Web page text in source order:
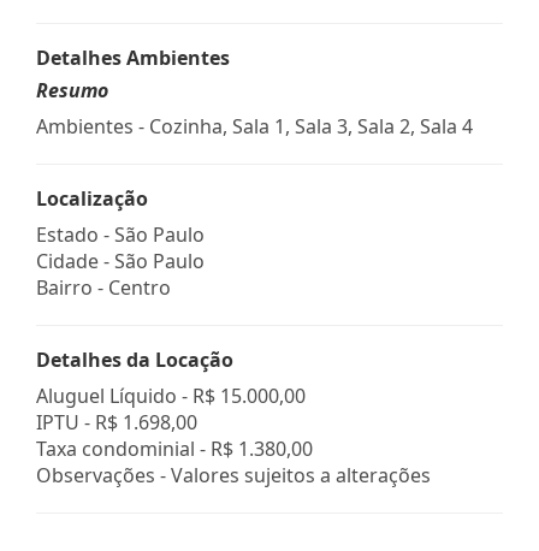
Detalhes Ambientes
Resumo
Ambientes - Cozinha, Sala 1, Sala 3, Sala 2, Sala 4
Localização
Estado -São Paulo
Cidade -São Paulo
Bairro - Centro
Detalhes da Locação
Aluguel Líquido - R$ 15.000,00
IPTU - R$ 1.698,00
Taxa condominial - R$ 1.380,00
Observações - Valores sujeitos a alterações